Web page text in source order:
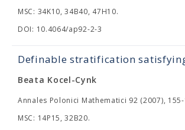
MSC: 34K10, 34B40, 47H10.
DOI: 10.4064/ap92-2-3
Definable stratification
Beata Kocel-Cynk
Annales Polonici Mathematici 92 (2007),
MSC: 14P15, 32B20.